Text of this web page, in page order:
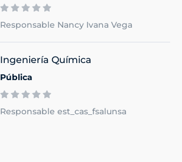
Responsable Nancy Ivana Vega
Ingeniería Química
Pública
Responsable est_cas_fsalunsa